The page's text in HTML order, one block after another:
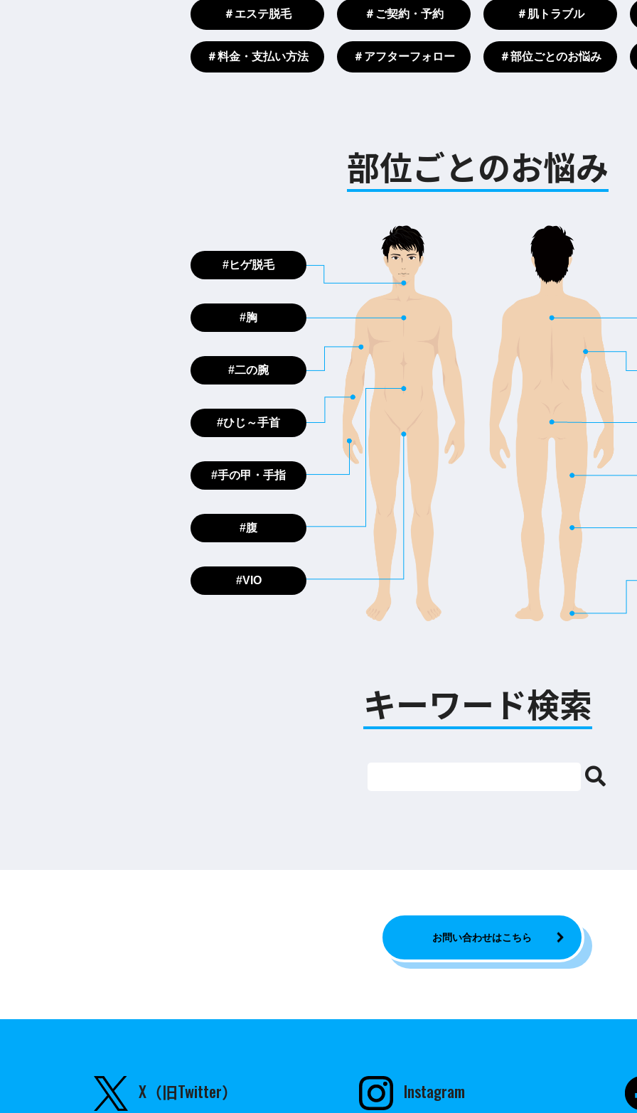
＃エステ脱毛 ＃ご契約・予約 ＃肌トラブル
＃料金・支払い方法 ＃アフターフォロー ＃部位ごとのお悩み
部位ごとのお悩み
#ヒゲ脱毛
#胸
#二の腕
#ひじ～手首
#手の甲・手指
#腹
#VIO
キーワード検索
お問い合わせはこちら
X（旧Twitter） Instagram